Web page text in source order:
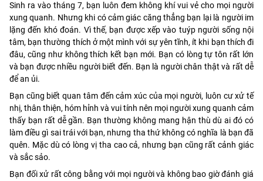
Sinh ra vào tháng 7, bạn luôn đem không khí vui vẻ cho mọi người
xung quanh. Nhưng khi có cảm giác căng thẳng bạn lại là người im
lặng đến khó đoán. Vì thế, bạn được xếp vào tuýp người sống nội
tâm, bạn thường thích ở một mình với sự yên tĩnh, ít khi bạn thích đi
đâu, cũng như không thích kết bạn mới. Bạn có lòng tự tôn rất lớn
và bạn được nhiều người biết đến. Bạn là người chân thật và rất dễ
để an ủi.
Bạn cũng biết quan tâm đến cảm xúc của mọi người, luôn cư xử tế
nhị, thân thiện, hóm hỉnh và vui tính nên mọi người xung quanh cảm
thấy bạn rất dễ gần. Bạn thường không mang hận thù dù ai đó có
làm điều gì sai trái với bạn, nhưng tha thứ không có nghĩa là bạn đã
quên. Mặc dù có lòng vị tha cao cả, nhưng bạn cũng rất cảnh giác
và sắc sảo.
Bạn đối xử rất công bằng với mọi người và không bao giờ đánh giá